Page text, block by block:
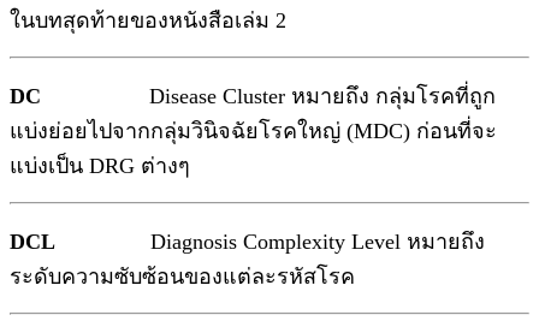
ในบทสุดท้ายของหนังสือเล่ม 2
DC Disease Cluster หมายถึง กลุ่มโรคที่ถูก
แบ่งย่อยไปจากกลุ่มวินิจฉัยโรคใหญ่ (MDC) ก่อนที่จะ
แบ่งเป็น DRG ต่างๆ
DCL Diagnosis Complexity Level หมายถึง
ระดับความซับซ้อนของแต่ละรหัสโรค